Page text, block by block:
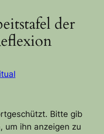
der
Bitte gib
um ihn anzeigen zu